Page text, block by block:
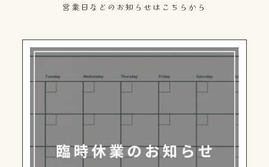
営業日などのお知らせはこちらから